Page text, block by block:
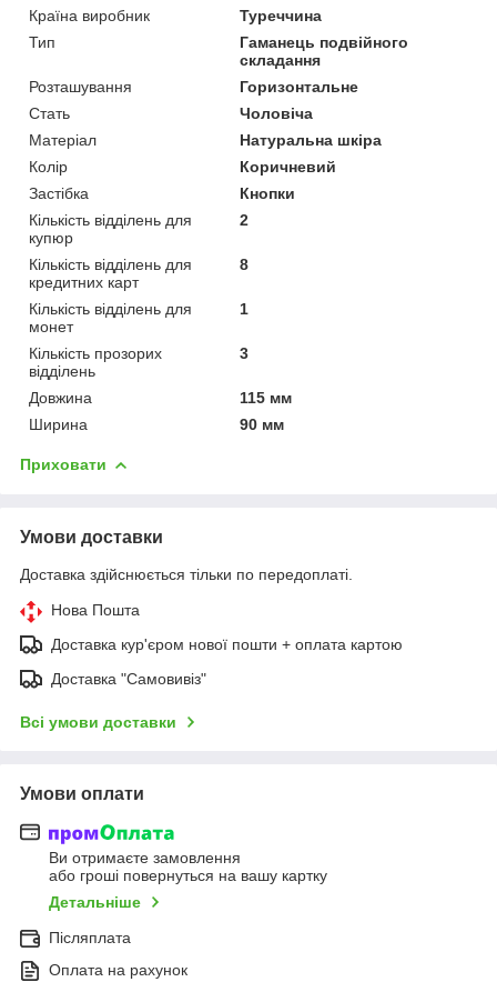
Країна виробник
Туреччина
Тип
Гаманець подвійного
складання
Розташування
Горизонтальне
Стать
Чоловіча
Матеріал
Натуральна шкіра
Колір
Коричневий
Застібка
Кнопки
Кількість відділень для
купюр
2
Кількість відділень для
кредитних карт
8
Кількість відділень для
монет
1
Кількість прозорих
відділень
3
Довжина
115 мм
Ширина
90 мм
Приховати
Умови доставки
Доставка здійснюється тільки по передоплаті.
Нова Пошта
Доставка кур'єром нової пошти + оплата картою
Доставка "Самовивіз"
Всі умови доставки
Умови оплати
Ви отримаєте замовлення
або гроші повернуться на вашу картку
Детальніше
Післяплата
Оплата на рахунок